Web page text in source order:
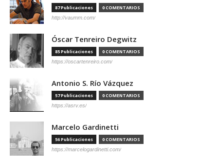
87 Publicaciones 0 COMENTARIOS
http://vaumm.com/
Óscar Tenreiro Degwitz
85 Publicaciones 0 COMENTARIOS
https://oscartenreiro.com/
Antonio S. Río Vázquez
57 Publicaciones 0 COMENTARIOS
https://asrv.es/
Marcelo Gardinetti
56 Publicaciones 0 COMENTARIOS
https://marcelogardinetti.com/